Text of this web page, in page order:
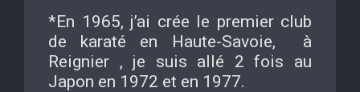
*En 1965, j’ai crée le premier club
de karaté en Haute-Savoie, à
Reignier , je suis allé 2 fois au
Japon en 1972 et en 1977.